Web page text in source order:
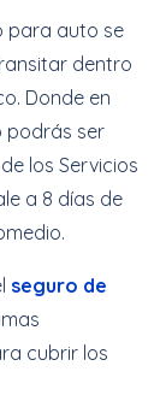
para auto se
dentro
Donde en
podrás ser
los Servicios
a 8 días de
seguro de
cubrir los